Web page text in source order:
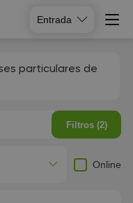
Entrada
particulares de
Filtros (2)
Online